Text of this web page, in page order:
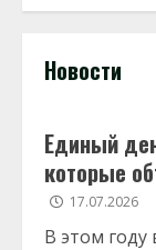
Новости
Единый
которые
17.07.2026
В этом году